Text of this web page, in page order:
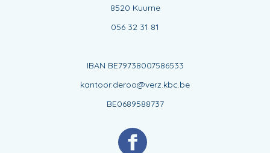
8520 Kuurne
056 32 31 81
IBAN BE79738007586533
kantoor.deroo@verz.kbc.be
BE0689588737